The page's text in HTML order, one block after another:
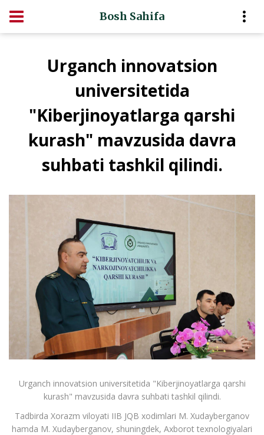
Bosh Sahifa
Urganch innovatsion
universitetida
"Kiberjinoyatlarga qarshi
kurash" mavzusida davra
suhbati tashkil qilindi.
Urganch innovatsion universitetida "Kiberjinoyatlarga qarshi
kurash" mavzusida davra suhbati tashkil qilindi.
Tadbirda Xorazm viloyati IIB JQB xodimlari M. Xudayberganov
hamda M. Xudayberganov, shuningdek, Axborot texnologiyalari